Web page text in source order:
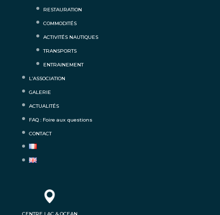
RESTAURATION
COMMODITÉS
ACTIVITÉS NAUTIQUES
TRANSPORTS
ENTRAINEMENT
L’ASSOCIATION
GALERIE
ACTUALITÉS
FAQ : Foire aux questions
CONTACT